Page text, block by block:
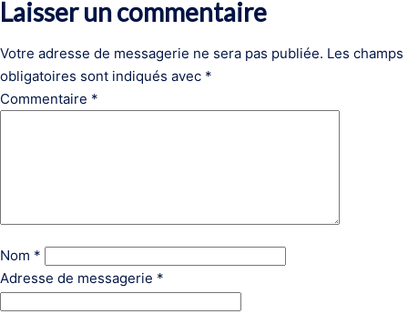
Laisser un commentaire
Votre adresse de messagerie ne sera pas publiée. Les champs
obligatoires sont indiqués avec *
Commentaire *
Nom *
Adresse de messagerie *